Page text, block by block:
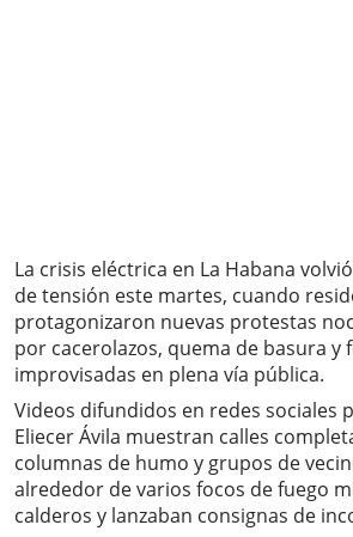
La crisis eléctrica en La Habana
de tensión este martes, cuando
protagonizaron nuevas protestas
por cacerolazos, quema de basura y
improvisadas en plena vía pública.
Videos difundidos en redes sociales
Eliecer Ávila muestran calles
columnas de humo y grupos de
alrededor de varios focos de fuego
calderos y lanzaban consignas de